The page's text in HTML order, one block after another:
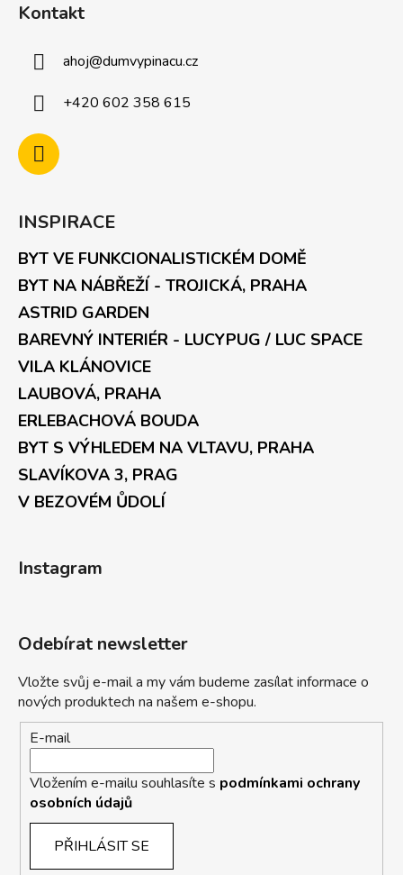
Kontakt
ahoj@dumvypinacu.cz
+420 602 358 615
INSPIRACE
BYT VE FUNKCIONALISTICKÉM DOMĚ
BYT NA NÁBŘEŽÍ - TROJICKÁ, PRAHA
ASTRID GARDEN
BAREVNÝ INTERIÉR - LUCYPUG / LUC SPACE
VILA KLÁNOVICE
LAUBOVÁ, PRAHA
ERLEBACHOVÁ BOUDA
BYT S VÝHLEDEM NA VLTAVU, PRAHA
SLAVÍKOVA 3, PRAG
V BEZOVÉM ŮDOLÍ
Instagram
Odebírat newsletter
Vložte svůj e-mail a my vám budeme zasílat informace o
nových produktech na našem e-shopu.
E-mail
Vložením e-mailu souhlasíte s podmínkami ochrany
osobních údajů
PŘIHLÁSIT SE